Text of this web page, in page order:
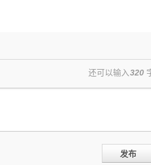
还可以输入320
发布